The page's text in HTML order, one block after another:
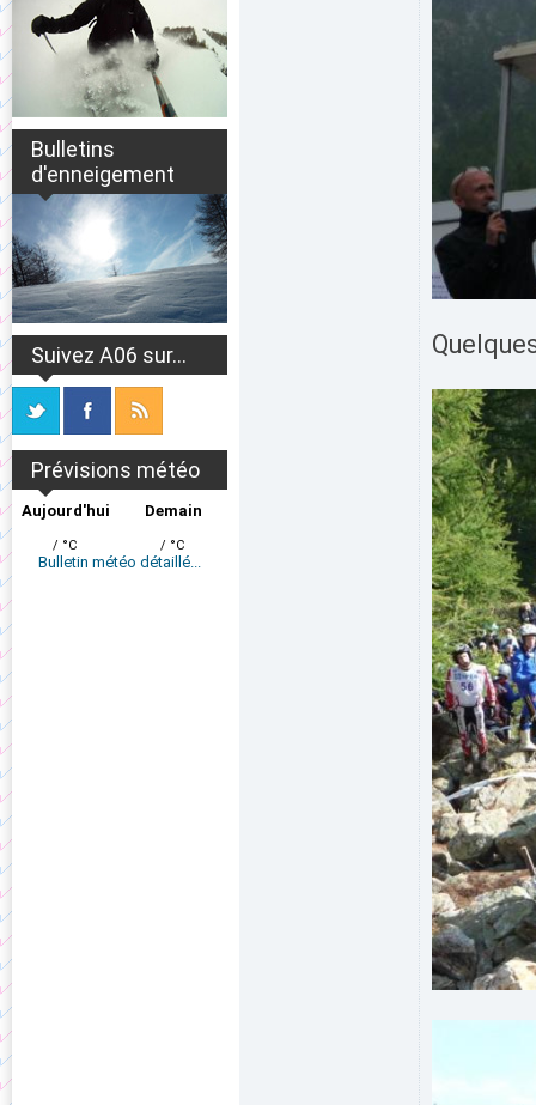
Bulletins
d'enneigement
Suivez A06 sur...
Prévisions météo
Aujourd'hui
/ °C
Demain
/ °C
Bulletin météo détaillé...